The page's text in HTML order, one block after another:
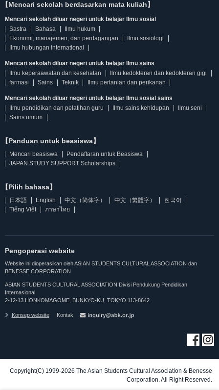
【Mencari sekolah berdasarkan mata kuliah】
Mencari sekolah diluar negeri untuk belajar Ilmu sosial
Sastra
Bahasa
Ilmu hukum
Ekonomi, manajemen, dan perdagangan
Ilmu sosiologi
Ilmu hubungan international
Mencari sekolah diluar negeri untuk belajar Ilmu sains
Ilmu keperaawatan dan kesehatan
Ilmu kedokteran dan kedokteran gigi
farmasi
Sains Teknik Ilmu pertanian dan perikanan
Mencari sekolah diluar negeri untuk belajar Ilmu sosial sains
Ilmu pendidikan dan pelatihan guru
Ilmu sains kehidupan
Ilmu seni
Sains umum
【Panduan untuk beasiswa】
Mencari beasiswa
Pendaftaran untuk Beasiswa
JAPAN STUDY SUPPORT Scholarships
【Pilih bahasa】
日本語 English 中文（简体字） 中文（繁體字）
한국어
Tiếng Việt
ภาษาไทย
Pengoperasi website
Website ini dioperasikan oleh ASIAN STUDENTS CULTURAL ASSOCIATION dan
BENESSE CORPORATION
ASIAN STUDENTS CULTURAL ASSOCIATION Divisi Pendukung Pendidikan
Internasional
2-12-13 HONKOMAGOME, BUNKYO-KU, TOKYO 113-8642
Konsep website Kontak
Copyright(C) 1999-2026 The Asian Students Cultural Association & Benesse
Corporation. All Right Reserved.